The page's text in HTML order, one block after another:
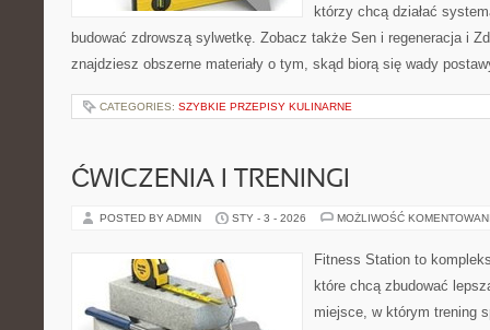
którzy chcą działać
budować zdrowszą sylwetkę. Zobacz także Sen i regeneracja i
znajdziesz obszerne materiały o tym, skąd biorą się wady
CATEGORIES: SZYBKIE PRZEPISY KULINARNE
ĆWICZENIA I TRENINGI
POSTED BY ADMIN STY - 3 - 2026 MOŻLIWOŚĆ
Fitness Station to
które chcą zbudować
miejsce, w którym trening